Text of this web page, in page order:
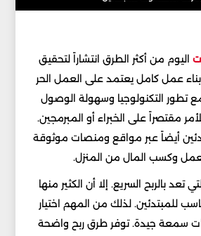
اليوم من أكثر الطرق انتشاراً لتحقيق
عمل كامل يعتمد على العمل الحر
تطور التكنولوجيا وسهولة الوصول
مقتصراً على الخبراء أو المبرمجين.
أيضاً عبر مواقع ومنصات موثوقة
وكسب المال من المنزل.
تعد بالربح السريع. إلا أن الكثير منها
للمبتدئين. لذلك من المهم اختيار
سمعة جيدة. توفر طرق ربح واضحة